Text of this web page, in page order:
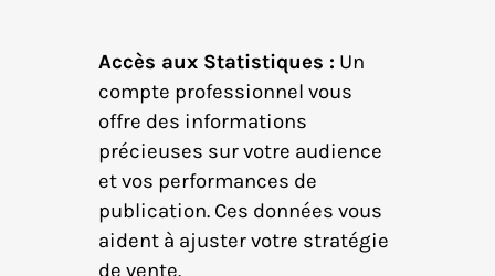
Accès aux Statistiques : Un
compte professionnel vous
offre des informations
précieuses sur votre audience
et vos performances de
publication. Ces données vous
aident à ajuster votre stratégie
de vente.